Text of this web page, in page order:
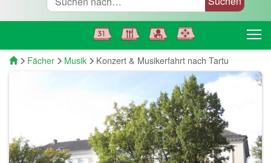
Startseite
Fächer Musik Konzert & Musikerfahrt nach Tartu